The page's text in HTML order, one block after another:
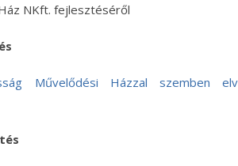
NKft. fejlesztéséről
Művelődési Házzal szemben